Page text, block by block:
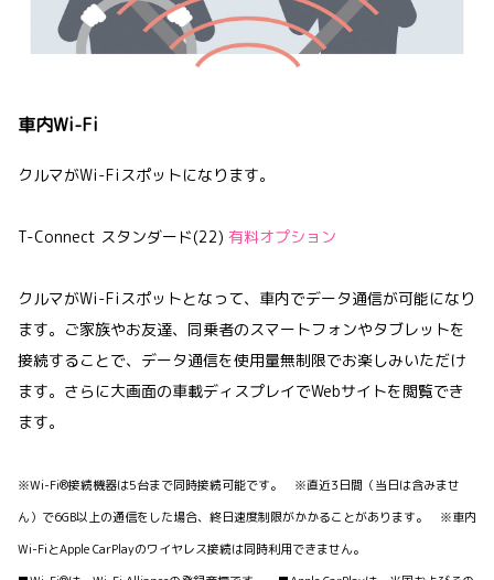
車内Wi-Fi
クルマがWi-Fiスポットになります。
T-Connect スタンダード(22) 有料オプション
クルマがWi-Fiスポットとなって、車内でデータ通信が可能になり
ます。ご家族やお友達、同乗者のスマートフォンやタブレットを
接続することで、データ通信を使用量無制限でお楽しみいただけ
ます。さらに大画面の車載ディスプレイでWebサイトを閲覧でき
ます。
※Wi-Fi®接続機器は5台まで同時接続可能です。 ※直近3日間（当日は含みませ
ん）で6GB以上の通信をした場合、終日速度制限がかかることがあります。 ※車内
Wi-FiとApple CarPlayのワイヤレス接続は同時利用できません。